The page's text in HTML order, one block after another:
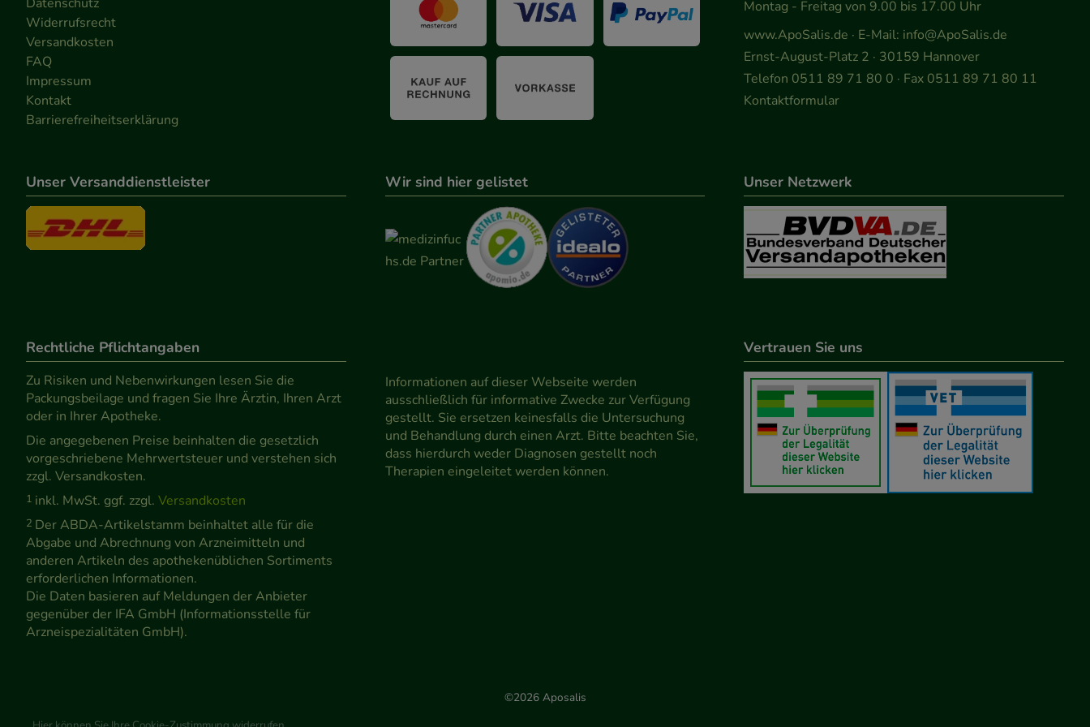
Datenschutz
Widerrufsrecht
Versandkosten
FAQ
Impressum
Kontakt
Barrierefreiheitserklärung
Montag - Freitag von 9.00 bis 17.00 Uhr
www.ApoSalis.de · E-Mail: info@ApoSalis.de
Ernst-August-Platz 2 · 30159 Hannover
Telefon 0511 89 71 80 0 · Fax 0511 89 71 80 11
Kontaktformular
Unser Versanddienstleister Wir sind hier gelistet Unser Netzwerk
Rechtliche Pflichtangaben
Zu Risiken und Nebenwirkungen lesen Sie die
Packungsbeilage und fragen Sie Ihre Ärztin, Ihren Arzt
oder in Ihrer Apotheke.
Die angegebenen Preise beinhalten die gesetzlich
vorgeschriebene Mehrwertsteuer und verstehen sich
zzgl. Versandkosten.
1 inkl. MwSt. ggf. zzgl. Versandkosten
2 Der ABDA-Artikelstamm beinhaltet alle für die
Abgabe und Abrechnung von Arzneimitteln und
anderen Artikeln des apothekenüblichen Sortiments
erforderlichen Informationen.
Die Daten basieren auf Meldungen der Anbieter
gegenüber der IFA GmbH (Informationsstelle für
Arzneispezialitäten GmbH).
Informationen auf dieser Webseite werden
ausschließlich für informative Zwecke zur Verfügung
gestellt. Sie ersetzen keinesfalls die Untersuchung
und Behandlung durch einen Arzt. Bitte beachten Sie,
dass hierdurch weder Diagnosen gestellt noch
Therapien eingeleitet werden können.
Vertrauen Sie uns
©2026 Aposalis